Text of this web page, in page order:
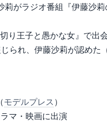
莉がラジオ番組『伊藤沙
り王子と愚かな女』で出
られ、伊藤沙莉が認めた
モデルプレス ）
マ・映画に出演